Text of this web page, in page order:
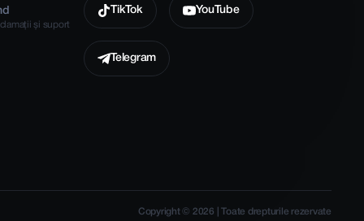
și suport
TikTok YouTube
Telegram
Copyright © 2026 | Toate drepturile rezervate